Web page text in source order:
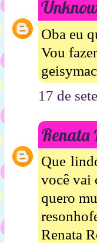
Oba eu
Vou
17 de
Renata
Que
você vai
quero
Renata